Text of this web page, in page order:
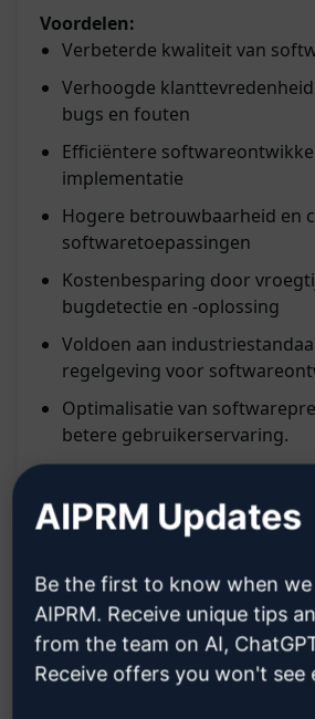
Voordelen:
Verbeterde kwaliteit van
Verhoogde
bugs en fouten
Efficiëntere
implementatie
Hogere betrouwbaarheid en
softwaretoepassingen
Kostenbesparing door
bugdetectie en -oplossing
Voldoen aan
regelgeving voor
Optimalisatie van
betere gebruikerservaring.
Beschrijving:
Kenmerken:
AIPRM Updates
Be the first to know when
AIPRM. Receive unique tips
from the team on AI,
Receive offers you won't see